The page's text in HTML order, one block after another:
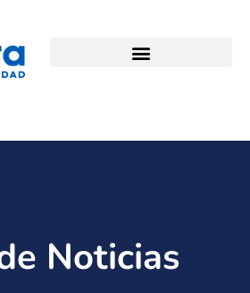
Noticias